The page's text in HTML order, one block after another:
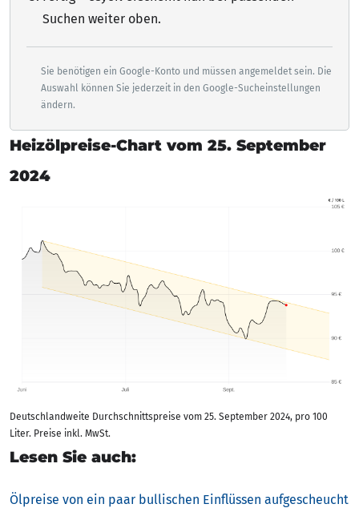
Suchen weiter oben.
Sie benötigen ein Google-Konto und müssen angemeldet sein. Die
Auswahl können Sie jederzeit in den Google-Sucheinstellungen
ändern.
Heizölpreise-Chart vom 25. September
2024
Deutschlandweite Durchschnittspreise vom 25. September 2024, pro 100
Liter. Preise inkl. MwSt.
Lesen Sie auch:
Ölpreise von ein paar bullischen Einflüssen aufgescheucht